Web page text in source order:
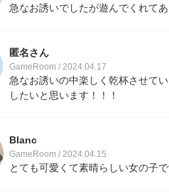
急なお誘いでしたが遊んでくれてあ
匿名さん
GameRoom / 2024.04.17
急なお誘いの中楽しく乾杯させて
したいと思います！！！
Blanc
GameRoom / 2024.04.15
とても可愛くて素晴らしい女の子